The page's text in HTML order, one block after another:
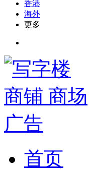
香港
海外
更多
首页